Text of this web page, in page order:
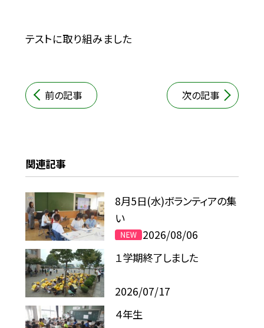
テストに取り組みました
前の記事 次の記事
関連記事
8月5日(水)ボランティアの集
い
2026/08/06
１学期終了しました
2026/07/17
４年生